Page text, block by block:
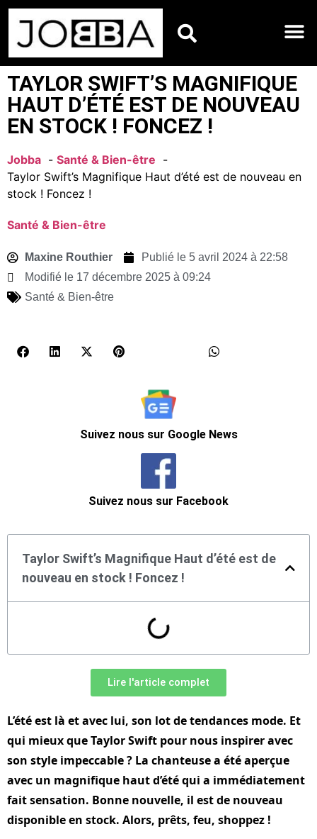
TAYLOR SWIFT’S MAGNIFIQUE
HAUT D’ÉTÉ EST DE NOUVEAU
EN STOCK ! FONCEZ !
Jobba
Santé & Bien-être
Taylor Swift’s Magnifique Haut d’été est de nouveau en
stock ! Foncez !
Santé & Bien-être
Maxine Routhier Publié le 5 avril 2024 à 22:58
Modifié le 17 décembre 2025 à 09:24
Santé & Bien-être
Suivez nous sur Google News
Suivez nous sur Facebook
Taylor Swift’s Magnifique Haut d’été est de
nouveau en stock ! Foncez !
Lire l'article complet
L’été est là et avec lui, son lot de tendances mode. Et
qui mieux que Taylor Swift pour nous inspirer avec
son style impeccable ? La chanteuse a été aperçue
avec un magnifique haut d’été qui a immédiatement
fait sensation. Bonne nouvelle, il est de nouveau
disponible en stock. Alors, prêts, feu, shoppez !